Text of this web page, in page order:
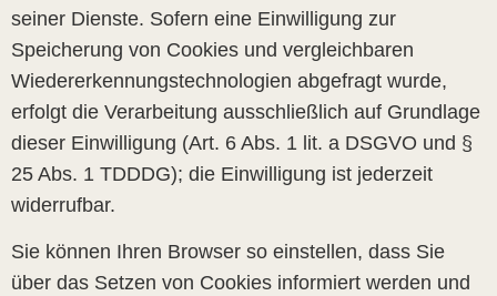
seiner Dienste. Sofern eine Einwilligung zur
Speicherung von Cookies und vergleichbaren
Wiedererkennungstechnologien abgefragt wurde,
erfolgt die Verarbeitung ausschließlich auf Grundlage
dieser Einwilligung (Art. 6 Abs. 1 lit. a DSGVO und §
25 Abs. 1 TDDDG); die Einwilligung ist jederzeit
widerrufbar.
Sie können Ihren Browser so einstellen, dass Sie
über das Setzen von Cookies informiert werden und